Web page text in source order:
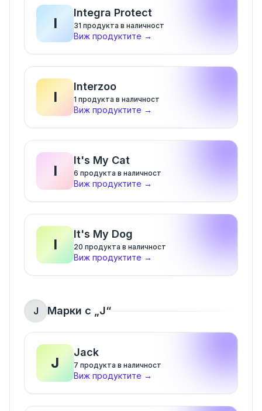
I
Integra Protect
31 продукта в наличност
Виж продуктите →
I
Interzoo
1 продукта в наличност
Виж продуктите →
I
It's My Cat
6 продукта в наличност
Виж продуктите →
I
It's My Dog
20 продукта в наличност
Виж продуктите →
J Марки с „ J“
J
Jack
7 продукта в наличност
Виж продуктите →